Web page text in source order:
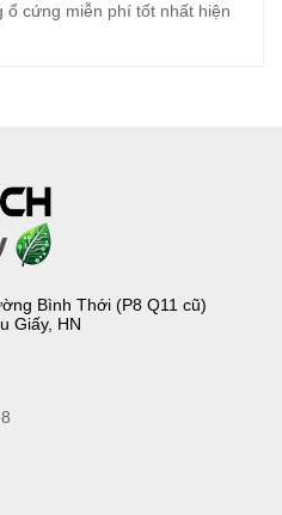
ổ cứng miễn phí tốt nhất hiện
Bình Thới (P8 Q11 cũ)
Giấy, HN